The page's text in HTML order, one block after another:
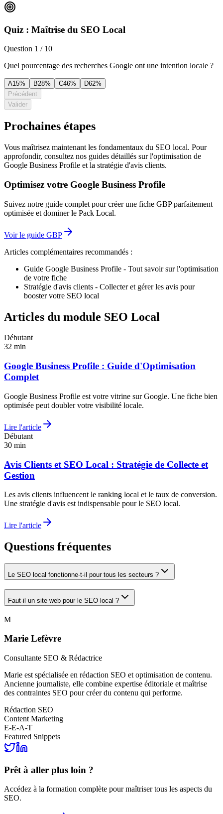
Quiz : Maîtrise du SEO Local
Question 1 / 10
Quel pourcentage des recherches Google ont une intention locale ?
A15% B28% C46% D62%
Précédent
Valider
Prochaines étapes
Vous maîtrisez maintenant les fondamentaux du SEO local. Pour
approfondir, consultez nos guides détaillés sur l'optimisation de
Google Business Profile et la stratégie d'avis clients.
Optimisez votre Google Business Profile
Suivez notre guide complet pour créer une fiche GBP parfaitement
optimisée et dominer le Pack Local.
Voir le guide GBP
Articles complémentaires recommandés :
Guide Google Business Profile - Tout savoir sur l'optimisation
de votre fiche
Stratégie d'avis clients - Collecter et gérer les avis pour
booster votre SEO local
Articles du module SEO Local
Débutant
32 min
Google Business Profile : Guide d'Optimisation
Complet
Google Business Profile est votre vitrine sur Google. Une fiche bien
optimisée peut doubler votre visibilité locale.
Lire l'article
Débutant
30 min
Avis Clients et SEO Local : Stratégie de Collecte et
Gestion
Les avis clients influencent le ranking local et le taux de conversion.
Une stratégie d'avis est indispensable pour le SEO local.
Lire l'article
Questions fréquentes
Le SEO local fonctionne-t-il pour tous les secteurs ?
Faut-il un site web pour le SEO local ?
M
Marie Lefèvre
Consultante SEO & Rédactrice
Marie est spécialisée en rédaction SEO et optimisation de contenu.
Ancienne journaliste, elle combine expertise éditoriale et maîtrise
des contraintes SEO pour créer du contenu qui performe.
Rédaction SEO
Content Marketing
E-E-A-T
Featured Snippets
Prêt à aller plus loin ?
Accédez à la formation complète pour maîtriser tous les aspects du
SEO.